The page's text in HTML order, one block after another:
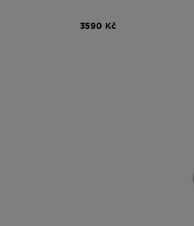
3590 Kč